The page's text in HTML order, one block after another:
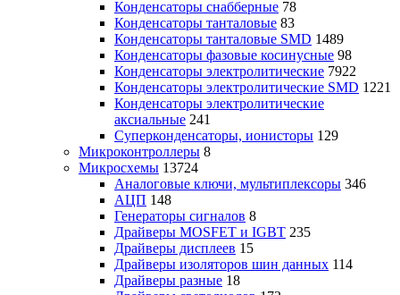
Конденсаторы снабберные 78
Конденсаторы танталовые 83
Конденсаторы танталовые SMD 1489
Конденсаторы фазовые косинусные 98
Конденсаторы электролитические 7922
Конденсаторы электролитические SMD 1221
Конденсаторы электролитические
аксиальные 241
Суперконденсаторы, ионисторы 129
Микроконтроллеры 8
Микросхемы 13724
Аналоговые ключи, мультиплексоры 346
АЦП 148
Генераторы сигналов 8
Драйверы MOSFET и IGBT 235
Драйверы дисплеев 15
Драйверы изоляторов шин данных 114
Драйверы разные 18